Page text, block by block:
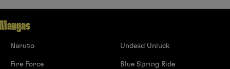
Mangas
Naruto
Fire Force
Undead Unluck
Blue Spring Ride